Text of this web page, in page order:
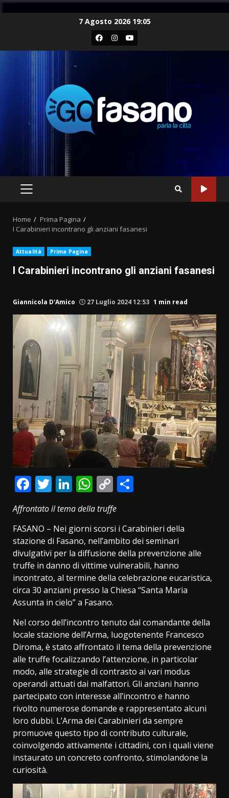
7 Agosto 2026 19:05
Facebook
Instagram
Youtube
PRIMARY
Home
Prima Pagina
I Carabinieri incontrano gli anziani fasanesi
Attualità Prima Pagina
I Carabinieri incontrano gli anziani fasanesi
Giannicola D'Amico 27 Luglio 2024 12:53 1 min read
Facebook
Twitter
LinkedIn
WhatsApp
Copy
Link
Affrontato il tema della truffe
FASANO – Nei giorni scorsi i Carabinieri della
stazione di Fasano, nell’ambito dei seminari
divulgativi per la diffusione della prevenzione alle
truffe in danno di vittime vulnerabili, hanno
incontrato, al termine della celebrazione eucaristica,
circa 30 anziani presso la Chiesa “Santa Maria
Assunta in cielo” a Fasano.
Nel corso dell’incontro tenuto dal comandante della
locale stazione dell’Arma, luogotenente Francesco
Diroma, è stato affrontato il tema della prevenzione
alle truffe focalizzando l’attenzione, in particolar
modo, alle strategie di contrasto ai vari modus
operandi attuati dai malfattori. Gli anziani hanno
partecipato con interesse all’incontro e hanno
rivolto numerose domande e rappresentato alcuni
loro dubbi. L’Arma dei Carabinieri da sempre
promuove questo tipo di contributo culturale,
coinvolgendo attivamente i cittadini, con i quali viene
instaurato un concreto confronto, stimolandone la
curiosità.